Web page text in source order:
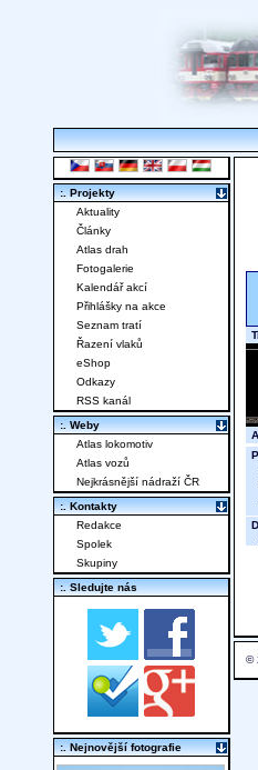
©
:. Projekty
Aktuality
Články
Atlas drah
Fotogalerie
Kalendář akcí
Přihlášky na akce
Seznam tratí
Řazení vlaků
eShop
Odkazy
RSS kanál
:. Weby
Atlas lokomotiv
Atlas vozů
Nejkrásnější nádraží ČR
:. Kontakty
Redakce
Spolek
Skupiny
:. Sledujte nás
:. Nejnovější fotografie